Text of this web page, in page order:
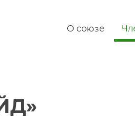
О союзе